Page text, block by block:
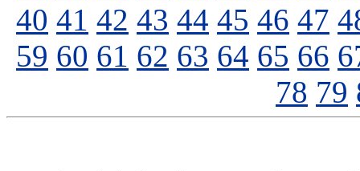
40 41 42 43 44 45 46 47
59 60 61 62 63 64 65 66
78 79